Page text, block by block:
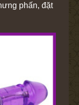
phấn, đặt